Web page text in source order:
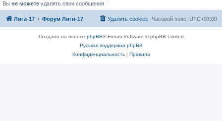
Вы не можете удалять свои сообщения
Лига-17 Форум Лиги-17 Часовой пояс: UTC+03:00
Удалить cookies
Создано на основе phpBB® Forum Software © phpBB Limited
Русская поддержка phpBB
Конфиденциальность| Правила